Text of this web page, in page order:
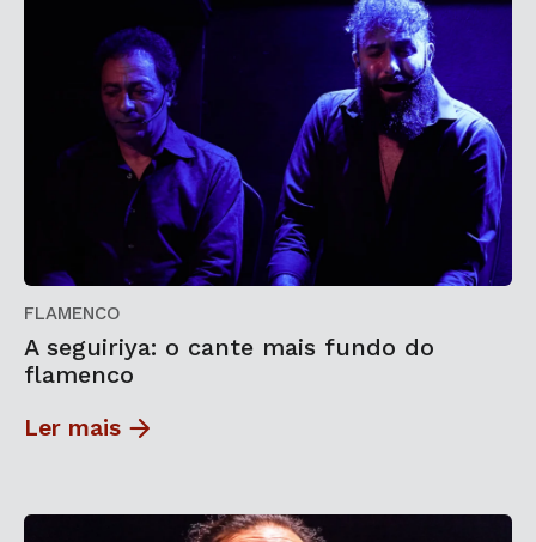
FLAMENCO
A seguiriya: o cante mais fundo do
flamenco
Ler mais